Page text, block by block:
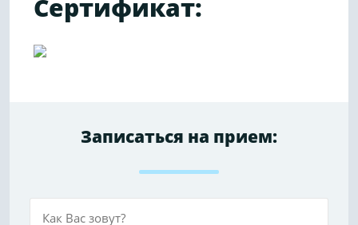
Сертификат:
Записаться на прием: